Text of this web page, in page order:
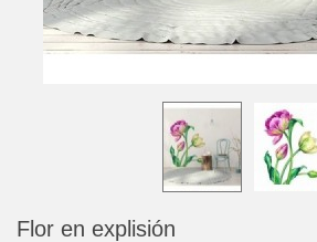
Flor en explisión